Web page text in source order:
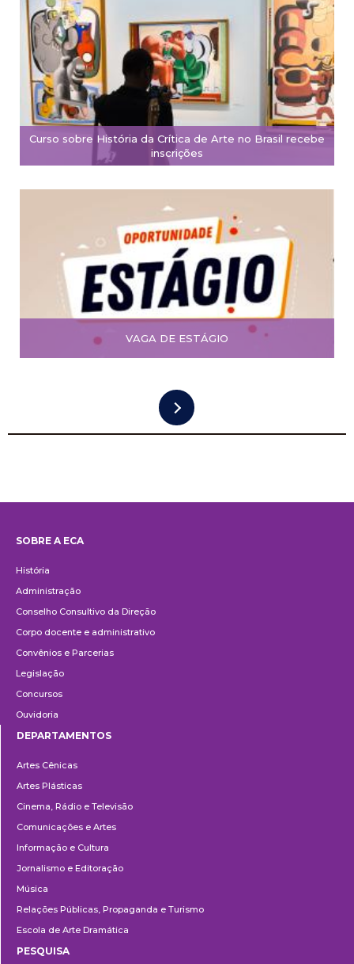
Curso sobre História da Crítica de Arte no Brasil recebe
inscrições
VAGA DE ESTÁGIO
SOBRE A ECA
História
Administração
Conselho Consultivo da Direção
Corpo docente e administrativo
Convênios e Parcerias
Legislação
Concursos
Ouvidoria
DEPARTAMENTOS
Artes Cênicas
Artes Plásticas
Cinema, Rádio e Televisão
Comunicações e Artes
Informação e Cultura
Jornalismo e Editoração
Música
Relações Públicas, Propaganda e Turismo
Escola de Arte Dramática
PESQUISA